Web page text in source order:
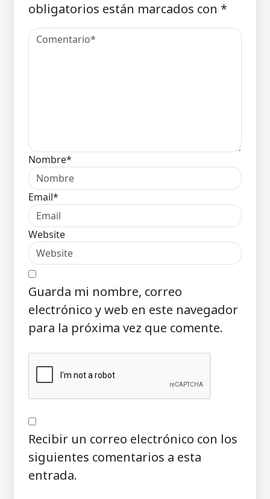
obligatorios están marcados con *
Nombre*
Email*
Website
Guarda mi nombre, correo
electrónico y web en este navegador
para la próxima vez que comente.
Recibir un correo electrónico con los
siguientes comentarios a esta
entrada.